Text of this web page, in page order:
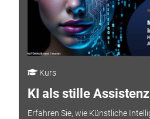
Kurs
KI als stille
Erfahren Sie, wie Künstliche